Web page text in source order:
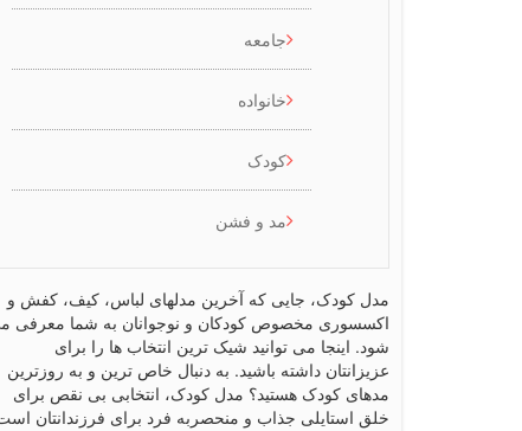
جامعه
خانواده
کودک
مد و فشن
مدل کودک، جایی که آخرین مدلهای لباس، کیف، کفش و
اکسسوری مخصوص کودکان و نوجوانان به شما معرفی
شود. اینجا می توانید شیک ترین انتخاب ها را برای
عزیزانتان داشته باشید. به دنبال خاص ترین و به روزترین
مدهای کودک هستید؟ مدل کودک، انتخابی بی نقص برای
خلق استایلی جذاب و منحصربه فرد برای فرزندانتان